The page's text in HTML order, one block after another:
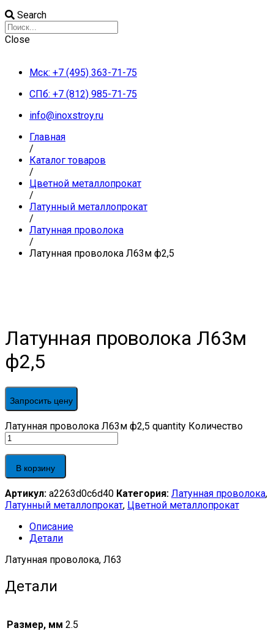
Search
Close
Мск: +7 (495) 363-71-75
СПб: +7 (812) 985-71-75
info@inoxstroy.ru
Главная
/
Каталог товаров
/
Цветной металлопрокат
/
Латунный металлопрокат
/
Латунная проволока
/
Латунная проволока Л63м ф2,5
Латунная проволока Л63м
ф2,5
Запросить цену
Латунная проволока Л63м ф2,5 quantity Количество
В корзину
Артикул: a2263d0c6d40 Категория: Латунная проволока,
Латунный металлопрокат, Цветной металлопрокат
Описание
Детали
Латунная проволока, Л63
Детали
Размер, мм 2.5